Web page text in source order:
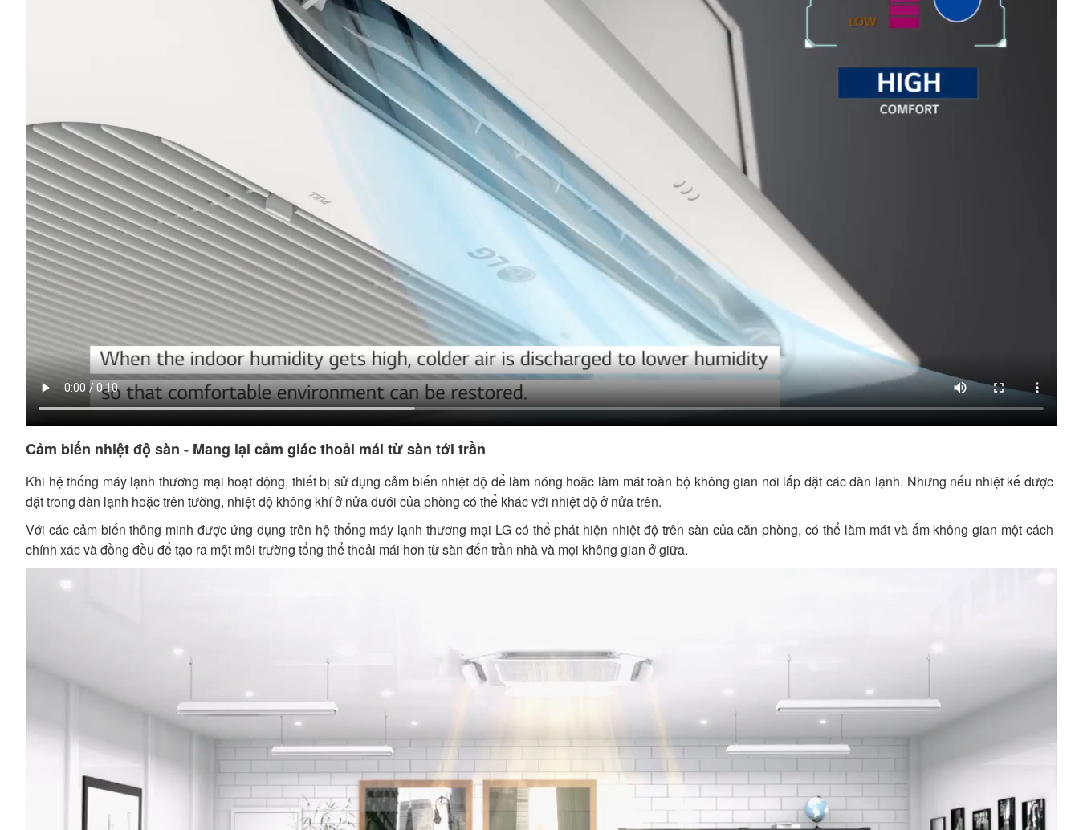
Cảm biến nhiệt độ sàn - Mang lại cảm giác thoải mái từ sàn tới trần
Khi hệ thống máy lạnh thương mại hoạt động, thiết bị sử dụng cảm biến nhiệt độ để làm nóng hoặc làm mát toàn bộ không gian nơi lắp đặt các dàn lạnh. Nhưng nếu nhiệt kế được
đặt trong dàn lạnh hoặc trên tường, nhiệt độ không khí ở nửa dưới của phòng có thể khác với nhiệt độ ở nửa trên.
Với các cảm biến thông minh được ứng dụng trên hệ thống máy lạnh thương mại LG có thể phát hiện nhiệt độ trên sàn của căn phòng, có thể làm mát và ấm không gian một cách
chính xác và đồng đều để tạo ra một môi trường tổng thể thoải mái hơn từ sàn đến trần nhà và mọi không gian ở giữa.